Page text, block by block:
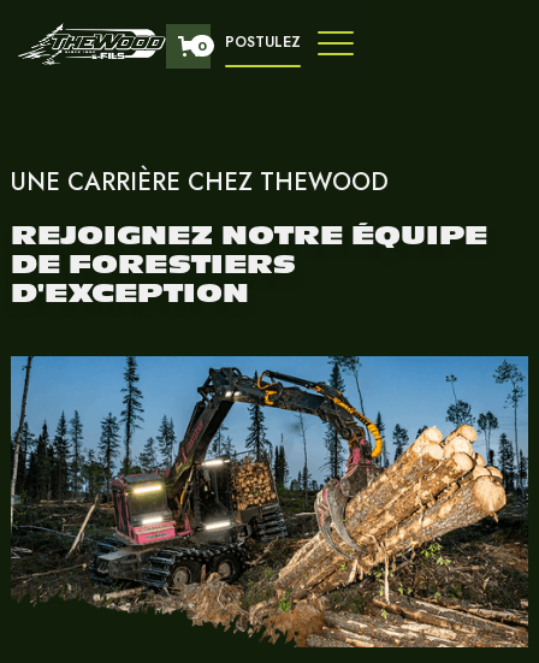
0 POSTULEZ
UNE CARRIÈRE CHEZ THEWOOD
REJOIGNEZ NOTRE ÉQUIPE
DE FORESTIERS
D'EXCEPTION